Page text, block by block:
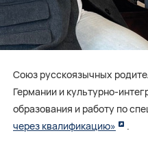
Союз русскоязычных
Германии и культурно-
образования и работу по
через квалификацию»
.